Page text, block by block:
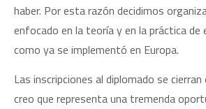
haber. Por esta razón decidimos
enfocado en la teoría y en la práctica de
como ya se implementó en Europa.
Las inscripciones al diplomado se
creo que representa una tremenda